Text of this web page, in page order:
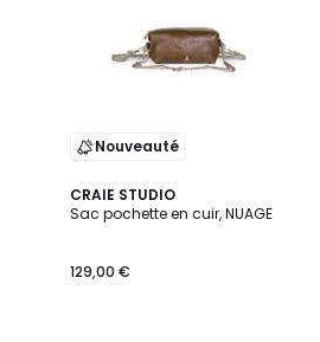
Nouveauté
CRAIE STUDIO
Sac pochette en cuir, NUAGE
129,00 €